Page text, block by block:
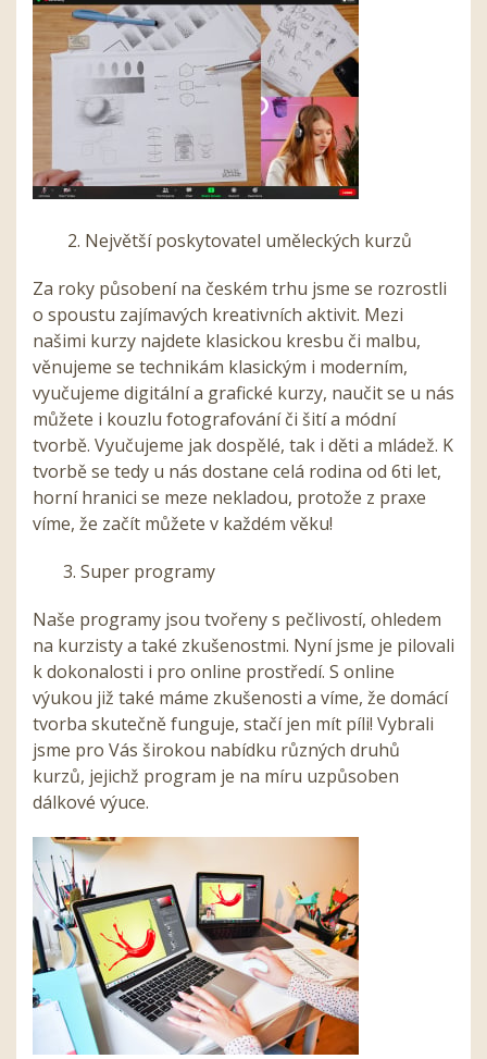
2. Největší poskytovatel uměleckých kurzů
Za roky působení na českém trhu jsme se rozrostli
o spoustu zajímavých kreativních aktivit. Mezi
našimi kurzy najdete klasickou kresbu či malbu,
věnujeme se technikám klasickým i moderním,
vyučujeme digitální a grafické kurzy, naučit se u nás
můžete i kouzlu fotografování či šití a módní
tvorbě. Vyučujeme jak dospělé, tak i děti a mládež. K
tvorbě se tedy u nás dostane celá rodina od 6ti let,
horní hranici se meze nekladou, protože z praxe
víme, že začít můžete v každém věku!
3. Super programy
Naše programy jsou tvořeny s pečlivostí, ohledem
na kurzisty a také zkušenostmi. Nyní jsme je pilovali
k dokonalosti i pro online prostředí. S online
výukou již také máme zkušenosti a víme, že domácí
tvorba skutečně funguje, stačí jen mít píli! Vybrali
jsme pro Vás širokou nabídku různých druhů
kurzů, jejichž program je na míru uzpůsoben
dálkové výuce.